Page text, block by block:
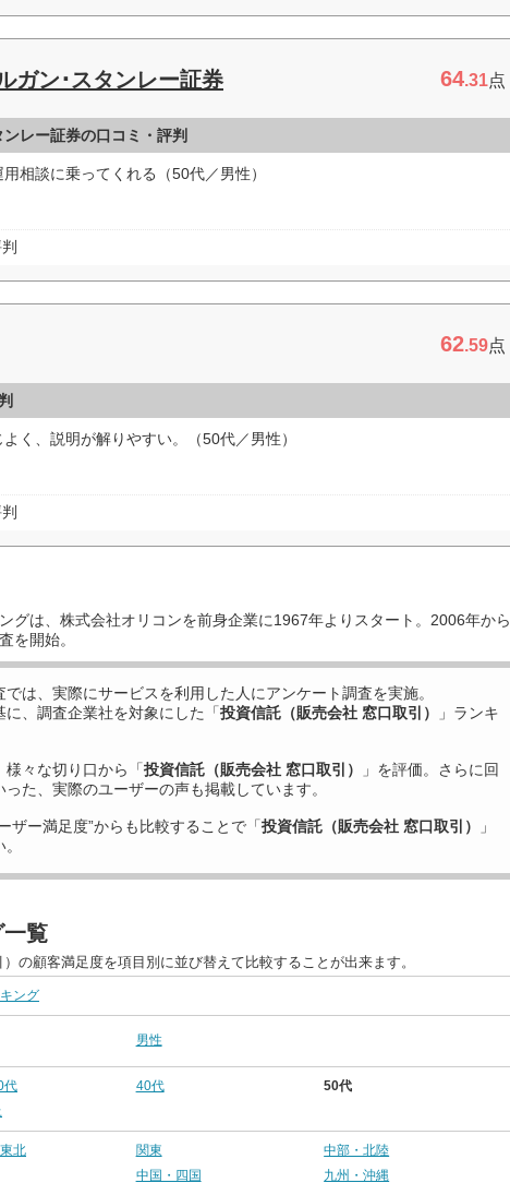
ガン･スタンレー証券 64.31点
レー証券の口コミ・評判
相談に乗ってくれる（50代／男性）
62.59点
く、説明が解りやすい。（50代／男性）
グは、株式会社オリコンを前身企業に1967年よりスタート。2006年から
を開始。
は、実際にサービスを利用した 人にアンケート調査を実施。
に、調査企業社を対象にした「投資信託（販売会社 窓口取引）
」ランキ
々な切り口から「投資信託（販売会社 窓口取引）
」を評価。さらに回
た、実際のユーザーの声も掲載しています。
ザー満足度”からも比較することで「投資信託（販売会社 窓口取引）
」
覧
の顧客満足度を項目別に並び替えて比較することが出来ます。
ング
男性
代 40代
50代
北 関東
中部・北陸
中国・四国 九州・沖縄